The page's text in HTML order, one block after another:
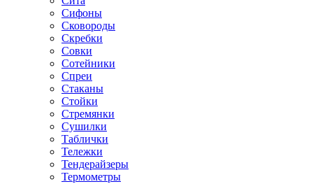
Сифоны
Сковороды
Скребки
Совки
Сотейники
Спреи
Стаканы
Стойки
Стремянки
Сушилки
Таблички
Тележки
Тендерайзеры
Термометры